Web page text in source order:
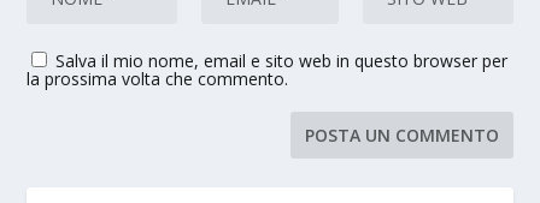
Salva il mio nome, email e sito web in questo browser per
la prossima volta che commento.